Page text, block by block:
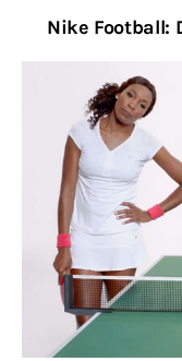
Nike Football: